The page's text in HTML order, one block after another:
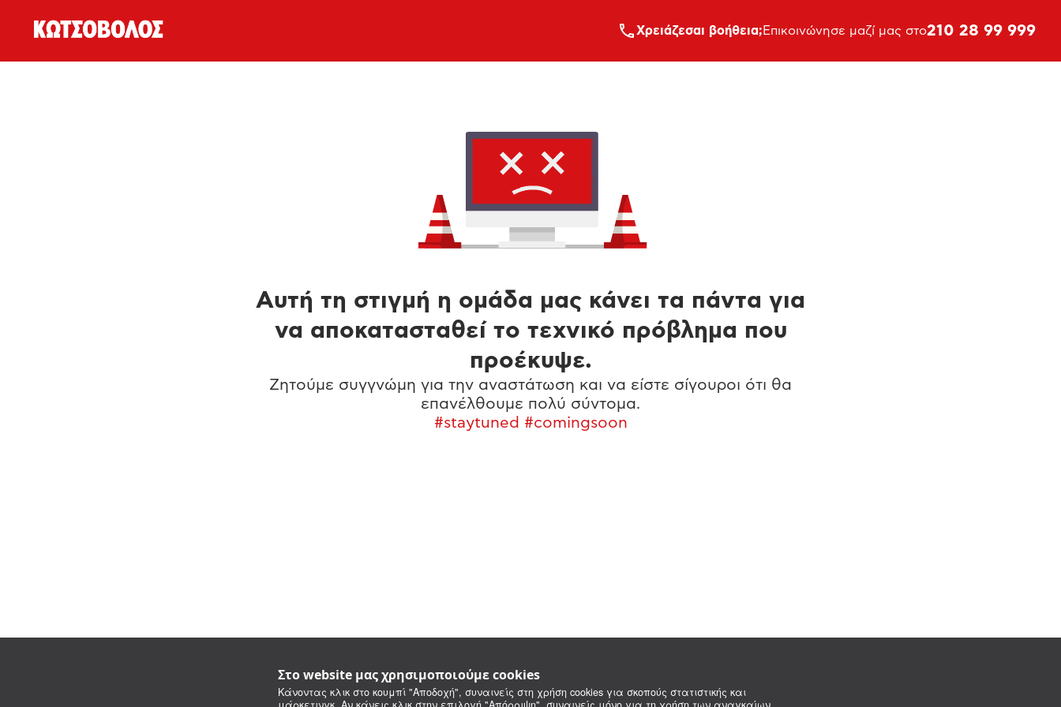
Στο website μας χρησιμοποιούμε cookies
Κάνοντας κλικ στο κουμπί "Αποδοχή", συναινείς στη χρήση cookies για σκοπούς στατιστικής και
Xρειάζεσαι βοήθεια; Επικοινώνησε μαζί μας στο210 28 99 999
Αυτή τη στιγμή η ομάδα μας κάνει τα πάντα για
να αποκατασταθεί το τεχνικό πρόβλημα που
προέκυψε.
Ζητούμε συγγνώμη για την αναστάτωση και να είστε σίγουροι ότι θα
επανέλθουμε πολύ σύντομα.
#staytuned #comingsoon